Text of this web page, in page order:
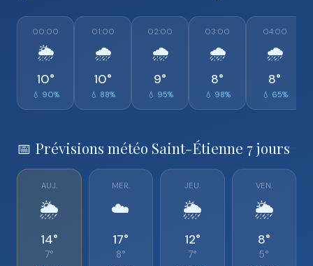
00:00
🌦️
10°
💧 90%
01:00
🌧️
10°
💧 88%
02:00
🌧️
9°
💧 95%
03:00
🌧️
8°
💧 98%
04:00
🌧️
8°
💧 65%
📅 Prévisions météo Saint-Étienne 7 jours
AUJ.
🌦️
14°
7°
MER.
☁️
17°
8°
JEU.
🌦️
12°
7°
VEN.
🌦️
8°
5°